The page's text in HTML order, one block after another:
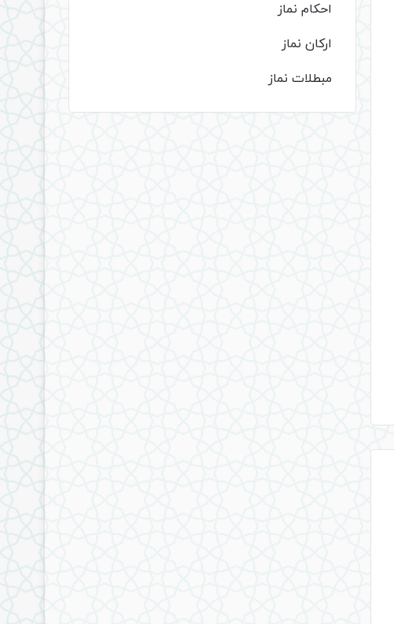
احکام نماز
ارکان نماز
مبطلات نماز